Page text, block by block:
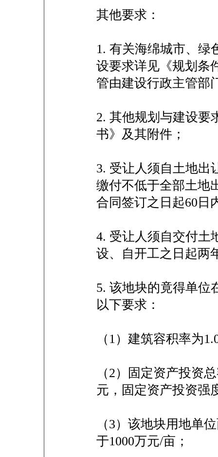
其他要求：
1. 有关海绵城市、绿
设要求详见《规划条
管由建设行政主管部
2. 其他规划与建设要
书》及其附件；
3. 受让人须自土地出
缴付不低于全部土地
合同签订之日起60日
4. 受让人须自交付土
设、自开工之日起两
5. 该地块的竟得单位
以下要求：
（1）建筑容积率为
（2）固定资产投资
元，固定资产投资强
（3）该地块用地单
于1000万元/亩；